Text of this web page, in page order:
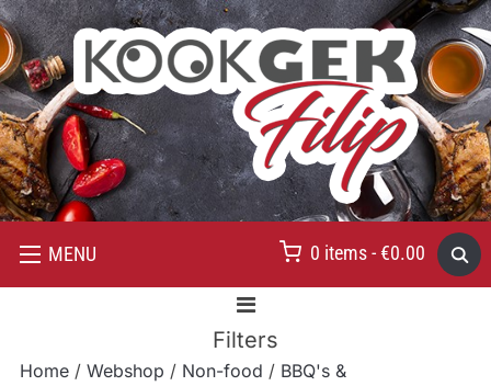
MENU 0 items - €0.00
Filters
Home/ Webshop / Non-food / BBQ's &